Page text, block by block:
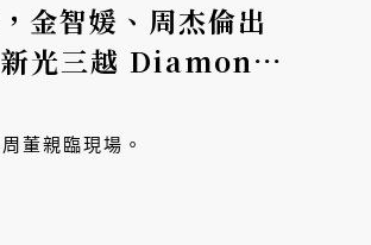
金智媛、周杰倫出
光三越 Diamond
店開幕
董親臨現場。